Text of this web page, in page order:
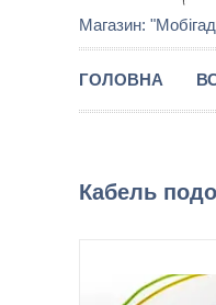
Магазин:
ГОЛОВНА
Кабель